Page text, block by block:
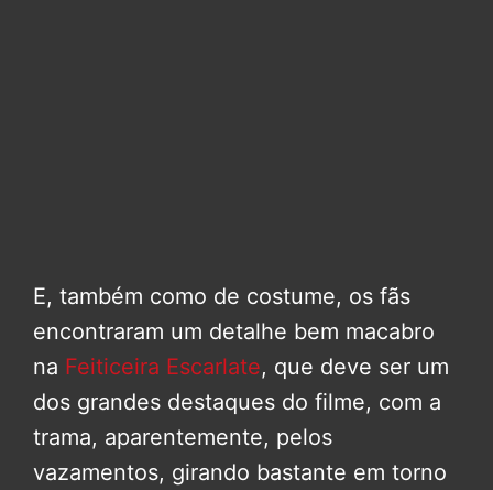
E, também como de costume, os fãs
encontraram um detalhe bem macabro
na Feiticeira Escarlate, que deve ser um
dos grandes destaques do filme, com a
trama, aparentemente, pelos
vazamentos, girando bastante em torno